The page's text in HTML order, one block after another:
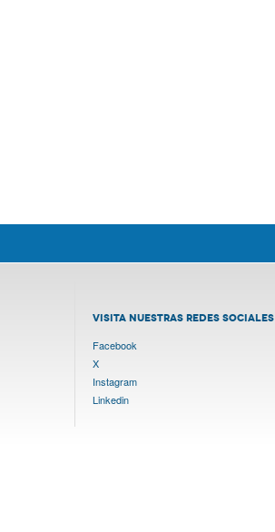
VISITA NUESTRAS REDES SOCIALES
Facebook
X
Instagram
Linkedin